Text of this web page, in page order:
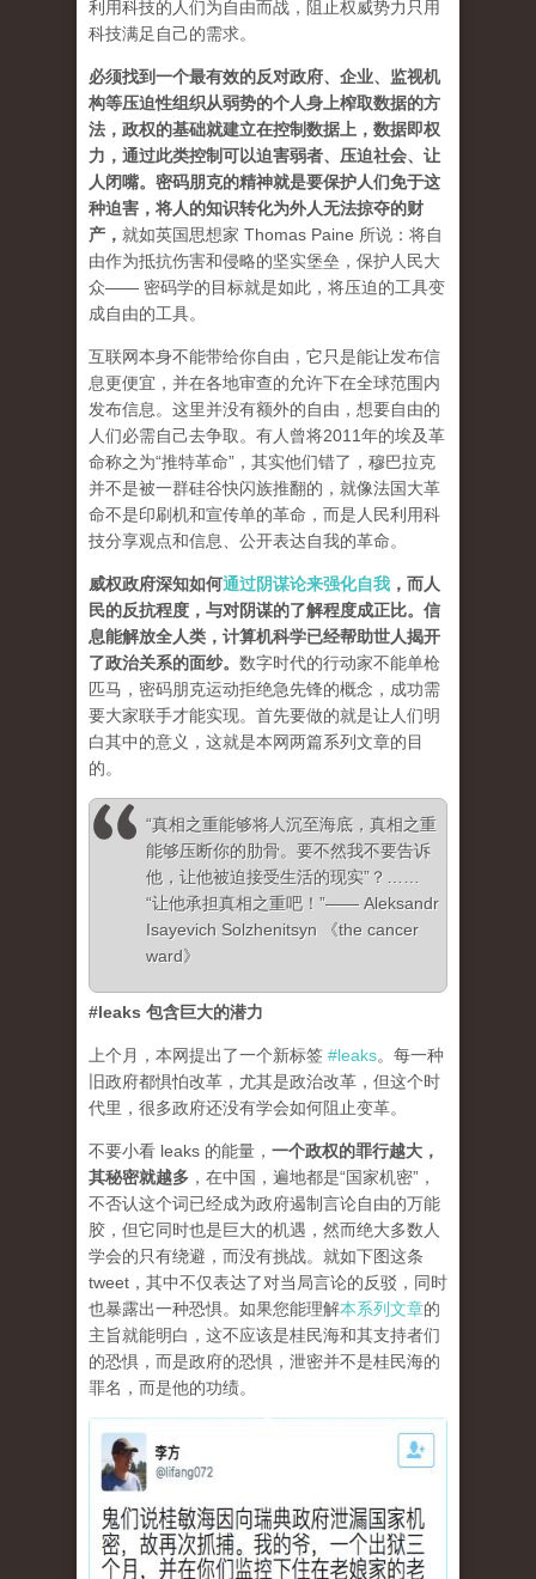
利用科技的人们为自由而战，阻止权威势力只用
科技满足自己的需求。
必须找到一个最有效的反对政府、企业、监视机
构等压迫性组织从弱势的个人身上榨取数据的方
法，政权的基础就建立在控制数据上，数据即权
力，通过此类控制可以迫害弱者、压迫社会、让
人闭嘴。密码朋克的精神就是要保护人们免于这
种迫害，将人的知识转化为外人无法掠夺的财
产 ， 就如英国思想家 Thomas Paine 所说：将自
由作为抵抗伤害和侵略的坚实堡垒，保护人民大
众—— 密码学的目标就是如此，将压迫的工具变
成自由的工具。
互联网本身不能带给你自由，它只是能让发布信
息更便宜，并在各地审查的允许下在全球范围内
发布信息。这里并没有额外的自由，想要自由的
人们必需自己去争取。有人曾将2011年的埃及革
命称之为“推特革命”，其实他们错了，穆巴拉克
并不是被一群硅谷快闪族推翻的，就像法国大革
命不是印刷机和宣传单的革命，而是人民利用科
技分享观点和信息、公开表达自我的革命。
威权政府深知如何通过阴谋论来强化自我 ，而人
民的反抗程度，与对阴谋的了解程度成正比。信
息能解放全人类，计算机科学已经帮助世人揭开
了政治关系的面纱。 数字时代的行动家不能单枪
匹马，密码朋克运动拒绝急先锋的概念，成功需
要大家联手才能实现。首先要做的就是让人们明
白其中的意义，这就是本网两篇系列文章的目
的。
“真相之重能够将人沉至海底，真相之重
能够压断你的肋骨。要不然我不要告诉
他，让他被迫接受生活的现实”？……
“让他承担真相之重吧！”—— Aleksandr
Isayevich Solzhenitsyn 《the cancer
ward》
#leaks 包含巨大的潜力
上个月，本网提出了一个新标签 #leaks。每一种
旧政府都惧怕改革，尤其是政治改革，但这个时
代里，很多政府还没有学会如何阻止变革。
不要小看 leaks 的能量， 一个政权的罪行越大，
其秘密就越多 ，在中国，遍地都是“国家机密”，
不否认这个词已经成为政府遏制言论自由的万能
胶，但它同时也是巨大的机遇，然而绝大多数人
学会的只有绕避，而没有挑战。就如下图这条
tweet，其中不仅表达了对当局言论的反驳，同时
也暴露出一种恐惧。如果您能理解本系列文章的
主旨就能明白，这不应该是桂民海和其支持者们
的恐惧，而是政府的恐惧，泄密并不是桂民海的
罪名，而是他的功绩。